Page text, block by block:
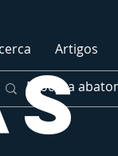
Artigos